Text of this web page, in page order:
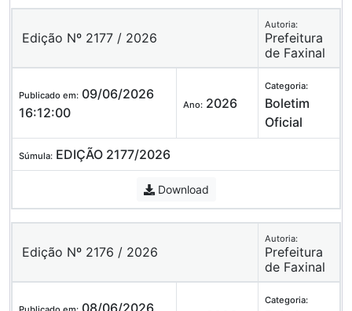
Edição Nº 2177 / 2026
Autoria:
Prefeitura
de Faxinal
Publicado em: 09/06/2026
16:12:00
Ano: 2026
Categoria:
Boletim
Oficial
Súmula: EDIÇÃO 2177/2026
Download
Edição Nº 2176 / 2026
Autoria:
Prefeitura
de Faxinal
Categoria: